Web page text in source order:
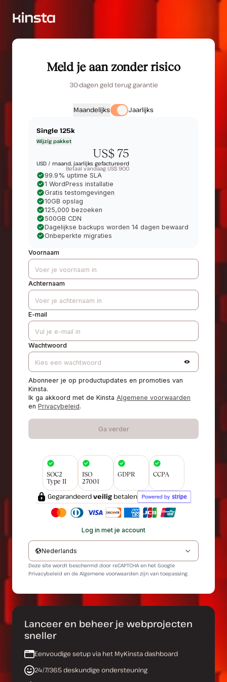
Meld je aan zonder risico
30-dagen geld terug garantie
Maandelijks Jaarlijks
Single 125k
Wijzig pakket
US$ 75
USD / maand, jaarlijks gefactureerd
Betaal vandaag US$ 900
99.9% uptime SLA
1 WordPress installatie
Gratis testomgevingen
10GB opslag
125,000 bezoeken
500GB CDN
Dagelijkse backups worden 14 dagen bewaard
Onbeperkte migraties
Voornaam
Achternaam
E-mail
Wachtwoord
Abonneer je op productupdates en promoties van
Kinsta.
Ik ga akkoord met de Kinsta Algemene voorwaarden
en Privacybeleid.
Ga verder
SOC2
Type II
ISO
27001
GDPR CCPA
Gegarandeerdveilig betalen
Log in met je account
Nederlands
Deze site wordt beschermd door reCAPTCHA en het Google
Privacybeleid en de Algemene voorwaarden zijn van toepassing.
Lanceer en beheer je webprojecten
sneller
Eenvoudige setup via het MyKinsta dashboard
24/7/365 deskundige ondersteuning